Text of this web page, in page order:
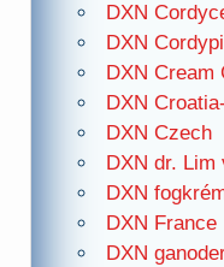
DXN
DXN
DXN Cream
DXN
DXN Czech
DXN dr. Lim
DXN
DXN France
DXN